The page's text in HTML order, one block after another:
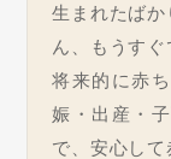
生まれたばか
ん、もうす
将来的に赤
娠・出産・
で、安心し